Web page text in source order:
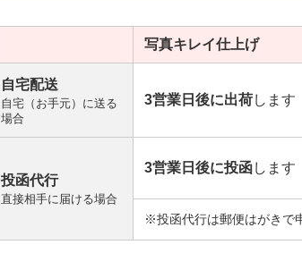
写真キレイ仕上げ
自宅配送
自宅（お手元）に送る
場合
3営業日後に出荷します
投函代行
直接相手に届ける場合
3営業日後に投函します
※投函代行は郵便はがきで